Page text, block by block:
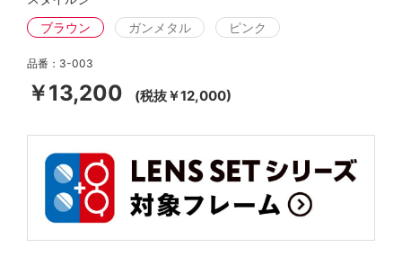
ブラウン
ガンメタル ピンク
品番：3-003
￥13,200 (税抜￥12,000)